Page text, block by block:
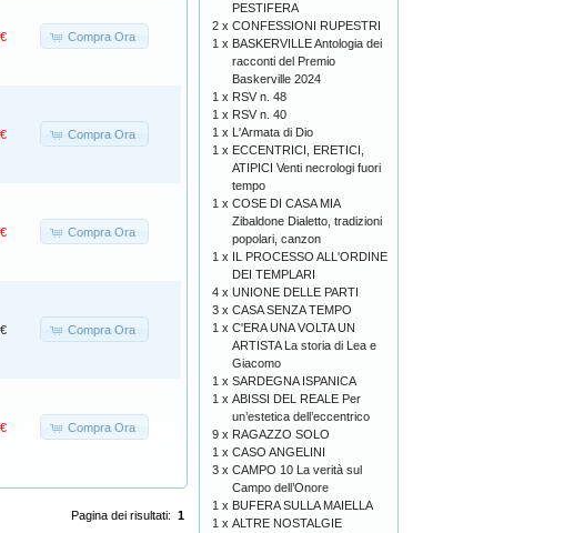
Compra Ora
Compra Ora
Compra Ora
Compra Ora
Compra Ora
Pagina dei risultati: 1
PESTIFERA
2 x CONFESSIONI RUPESTRI
1 x BASKERVILLE Antologia dei
racconti del Premio
Baskerville 2024
1 x RSV n. 48
1 x RSV n. 40
1 x L'Armata di Dio
1 x ECCENTRICI, ERETICI,
ATIPICI Venti necrologi fuori
tempo
1 x COSE DI CASA MIA
Zibaldone Dialetto, tradizioni
popolari, canzon
1 x IL PROCESSO ALL'ORDINE
DEI TEMPLARI
4 x UNIONE DELLE PARTI
3 x CASA SENZA TEMPO
1 x C'ERA UNA VOLTA UN
ARTISTA La storia di Lea e
Giacomo
1 x SARDEGNA ISPANICA
1 x ABISSI DEL REALE Per
un’estetica dell’eccentrico
9 x RAGAZZO SOLO
1 x CASO ANGELINI
3 x CAMPO 10 La verità sul
Campo dell’Onore
1 x BUFERA SULLA MAIELLA
1 x ALTRE NOSTALGIE